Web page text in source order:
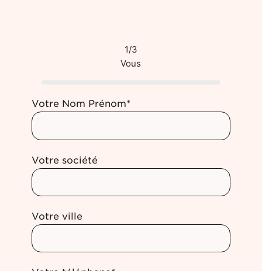
1/3
Vous
Votre Nom Prénom*
Votre société
Votre ville